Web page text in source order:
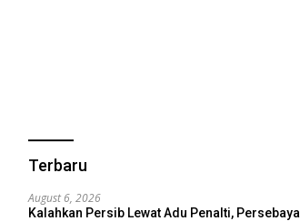
Terbaru
August 6, 2026
Kalahkan Persib Lewat Adu Penalti, Persebaya